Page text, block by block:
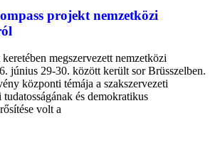
projekt nemzetközi
megszervezett nemzetközi
június 29-30. között került sor Brüsszelben.
központi témája a szakszervezeti
és demokratikus
volt a